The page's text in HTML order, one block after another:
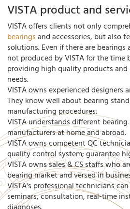
VISTA product and
VISTA offers clients not only
bearingsand accessories, but also
solutions. Even if there are bearings
not produced by VISTA for the time
providing high quality products and
needs.
VISTA owns experienced designers
They know well about bearing
manufacturing procedures.
VISTA understands different
manufacturers at home and abroad.
VISTA owns competent QC
quality control system; guarantee
VISTA owns sales & CS staffs who
bearing market and versed in
VISTA's professional technicians
seminars, consultation, real-time